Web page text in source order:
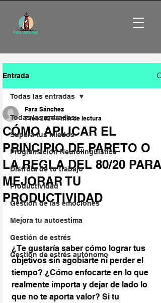
Entrada
Todas las entradas
Supera tus miedos
Programación Neurolingüística
Disfruta de tu trabajo
Productividad
Gestión de las emociones
Mejora tu autoestima
Gestión de estrés
Gestion de estrés autónomo
Todas las entradas
CÓMO APLICAR EL
PRINCIPIO DE PARETO O
LA REGLA DEL 80/20 PARA
MEJORAR TU
PRODUCTIVIDAD
Fara Sánchez
7 feb 2024 4 min de lectura
¿Te gustaría saber cómo lograr tus
objetivos sin agobiarte ni perder el
tiempo? ¿Cómo enfocarte en lo que
realmente importa y dejar de lado lo
que no te aporta valor? Si tu